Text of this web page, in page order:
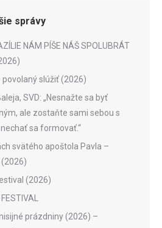
správy
NÁM PÍŠE NÁŠ SPOLUBRÁT
povolaný slúžiť (2026)
SVD: „Nesnažte sa byť
ale zostaňte sami sebou s
sa formovať.“
svätého apoštola Pavla –
(2026)
(2026)
prázdniny (2026) –